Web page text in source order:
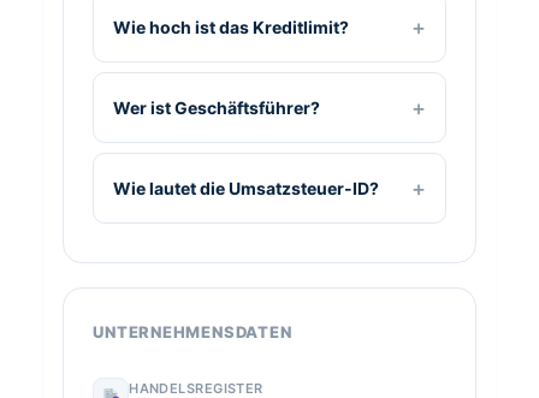
Wie hoch ist das Kreditlimit?
Wer ist Geschäftsführer?
Wie lautet die Umsatzsteuer-ID?
UNTERNEHMENSDATEN
HANDELSREGISTER